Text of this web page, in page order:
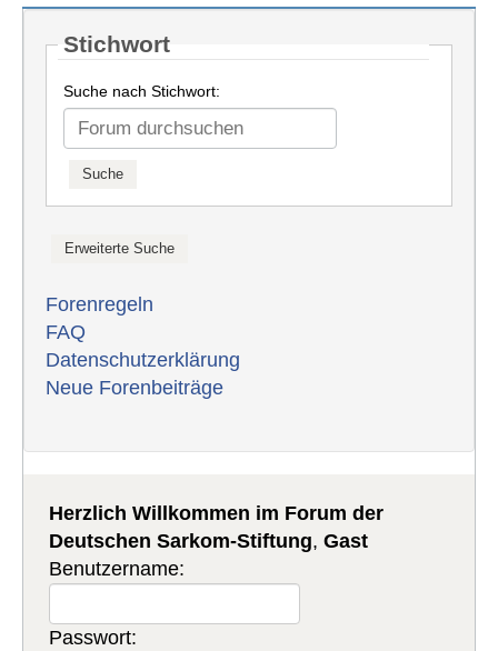
Stichwort
Suche nach Stichwort:
Forenregeln
FAQ
Datenschutzerklärung
Neue Forenbeiträge
Herzlich Willkommen im Forum der
Deutschen Sarkom-Stiftung,Gast
Benutzername:
Passwort: